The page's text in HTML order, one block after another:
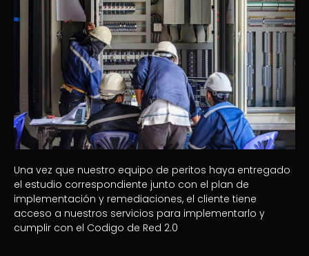
Una vez que nuestro equipo de peritos haya entregado
el estudio correspondiente junto con el plan de
implementación y remediaciones, el cliente tiene
acceso a nuestros servicios para implementarlo y
cumplir con el Codigo de Red 2.0